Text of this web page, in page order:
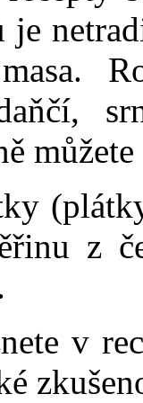
je
masa.
z
v